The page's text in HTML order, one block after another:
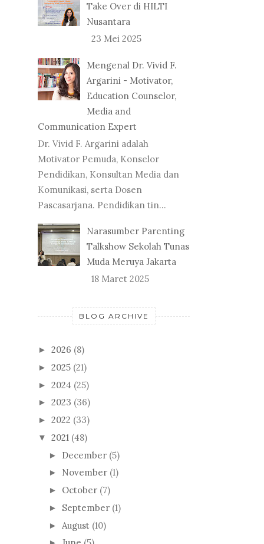
Take Over di HILTI
Nusantara
23 Mei 2025
Mengenal Dr. Vivid F.
Argarini - Motivator,
Education Counselor,
Media and
Communication Expert
Dr. Vivid F. Argarini adalah
Motivator Pemuda, Konselor
Pendidikan, Konsultan Media dan
Komunikasi, serta Dosen
Pascasarjana. Pendidikan tin...
Narasumber Parenting
Talkshow Sekolah Tunas
Muda Meruya Jakarta
18 Maret 2025
BLOG ARCHIVE
► 2026 (8)
► 2025 (21)
► 2024 (25)
► 2023 (36)
► 2022 (33)
▼ 2021 (48)
► December (5)
► November (1)
► October (7)
► September (1)
► August (10)